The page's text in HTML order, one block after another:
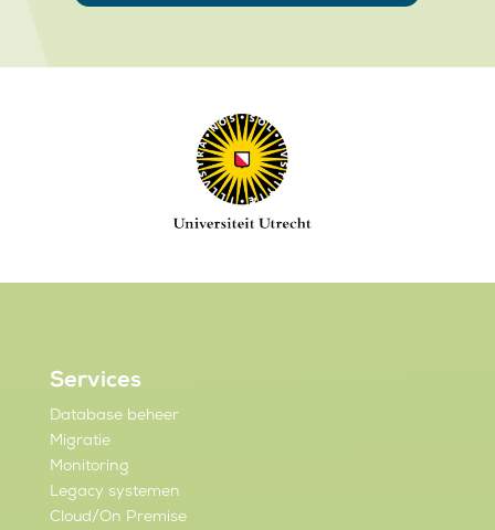
Services
Database beheer
Migratie
Monitoring
Legacy systemen
Cloud/On Premise